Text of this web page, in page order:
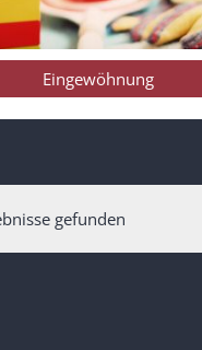
Eingewöhnung
gefunden